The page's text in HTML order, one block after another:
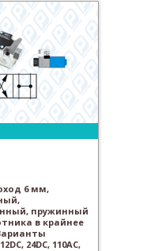
6 мм,
пружинный
в крайнее
24DC, 110AC,